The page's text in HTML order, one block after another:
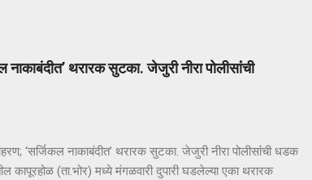
थरारक सुटका. जेजुरी नीरा पोलीसांंची
‘सर्जिकल नाकाबंदीत’ थरारक सुटका. जेजुरी नीरा पोलीसांंची धडक
कापूरहोळ (ता.भोर) मध्ये मंगळवारी दुपारी घडलेल्या एका थरारक